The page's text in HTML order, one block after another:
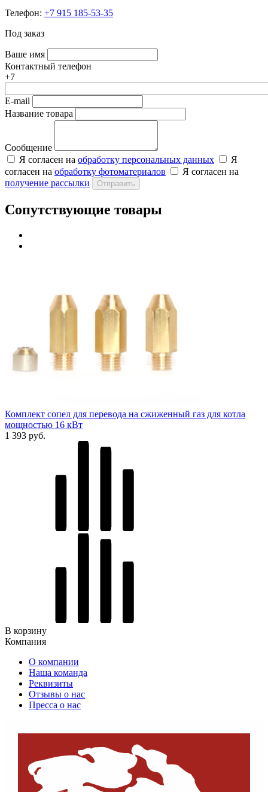
Телефон: +7 915 185-53-35
Под заказ
Ваше имя
Контактный телефон
+7
E-mail
Название товара
Сообщение
Я согласен на обработку персональных данных
Я
согласен на обработку фотоматериалов
Я согласен на
получение рассылки
Отправить
Сопутствующие товары
Комплект сопел для перевода на сжиженный газ для котла
мощностью 16 кВт
1 393 руб.
В корзину
Компания
О компании
Наша команда
Реквизиты
Отзывы о нас
Пресса о нас